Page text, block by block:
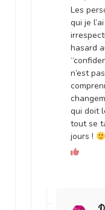
Les
qui je
hasard
n’est
qui doit
tout se
jours !